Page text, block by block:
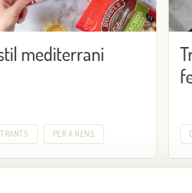
mediterrani
PER A NENS